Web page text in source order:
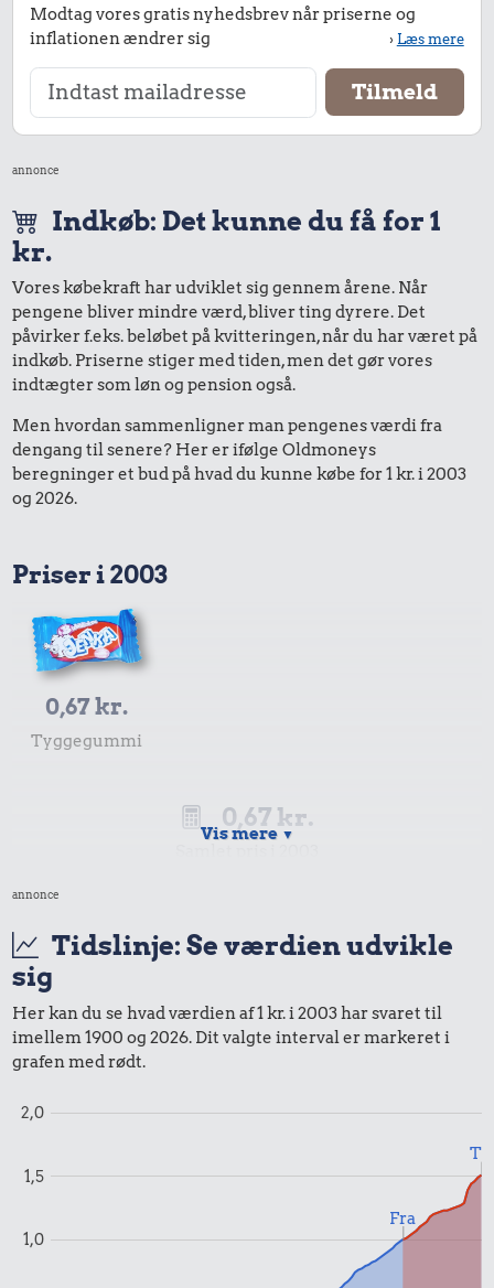
Modtag vores gratis nyhedsbrev når priserne og
inflationen ændrer sig
›Læs mere
annonce
Indkøb: Det kunne du få for 1
kr.
Vores købekraft har udviklet sig gennem årene. Når
pengene bliver mindre værd, bliver ting dyrere. Det
påvirker f.eks. beløbet på kvitteringen, når du har været på
indkøb. Priserne stiger med tiden, men det gør vores
indtægter som løn og pension også.
Men hvordan sammenligner man pengenes værdi fra
dengang til senere? Her er ifølge Oldmoneys
beregninger et bud på hvad du kunne købe for 1 kr. i 2003
og 2026.
Priser i 2003
0,67 kr.
Tyggegummi
0,67 kr.
Priser i 2026
0,99 kr.
0,99 kr.
Udvalgte varer fra danskernes indkøbskurv gennem tiderne.
Vis mere ▼
annonce
Tidslinje: Se værdien udvikle
sig
Her kan du se hvad værdien af 1 kr. i 2003 har svaret til
imellem 1900 og 2026. Dit valgte interval er markeret i
grafen med rødt.
1,0
1,5
2,0
Fra
Til